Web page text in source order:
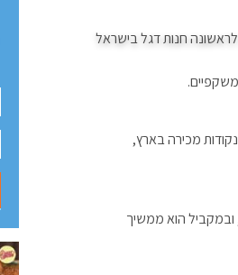
מכירה בארץ,
אופנה רחב, עם מגוון רב של פריטים, יותר מ-2,000 בכל עונה, ובמקביל הוא ממשיך